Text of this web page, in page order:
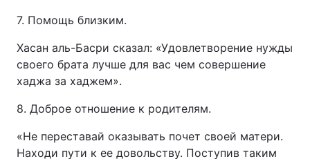
7. Помощь близким.
Хасан аль-Басри сказал: «Удовлетворение нужды
своего брата лучше для вас чем совершение
хаджа за хаджем».
8. Доброе отношение к родителям.
«Не переставай оказывать почет своей матери.
Находи пути к ее довольству. Поступив таким